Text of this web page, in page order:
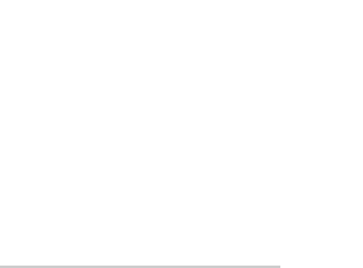
Impressão Térmica Minas Gerais
Santa Catarina
de Etiqueta Rio de Janeiro